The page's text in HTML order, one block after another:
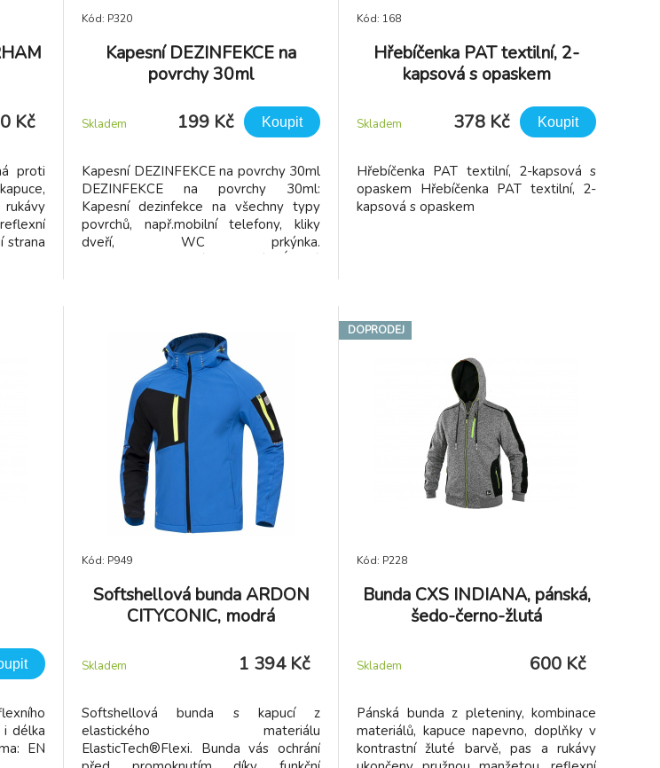
Kč
proti
strana
Kód: P320
Kapesní DEZINFEKCE na
povrchy 30ml
Skladem 199 Kč Koupit
Kapesní DEZINFEKCE na povrchy 30ml
DEZINFEKCE na povrchy 30ml:
Kapesní dezinfekce na všechny typy
povrchů, např.mobilní telefony, kliky
dveří, WC prkýnka.
Superkoncentrované složení. Účinné
do kapsy, tašky nebo kabelky.
Kód: 168
Hřebíčenka PAT textilní, 2-
kapsová s opaskem
Skladem 378 Kč Koupit
Hřebíčenka PAT textilní, 2-kapsová s
opaskem Hřebíčenka PAT textilní, 2-
kapsová s opaskem
i délka
EN
Kód: P949
Softshellová bunda ARDON
CITYCONIC, modrá
Skladem 1 394 Kč
Softshellová bunda s kapucí z
elastického materiálu
ElasticTech®Flexi. Bunda vás ochrání
DOPRODEJ
Kód: P228
Bunda CXS INDIANA, pánská,
šedo-černo-žlutá
Skladem 600 Kč
Pánská bunda z pleteniny, kombinace
materiálů, kapuce napevno, doplňky v
kontrastní žluté barvě, pas a rukávy